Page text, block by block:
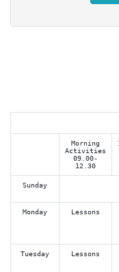
Morning
Activities
09.00-
12.30
Sunday
Monday Lessons
Tuesday Lessons